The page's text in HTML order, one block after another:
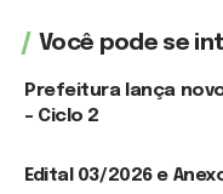
Você pode se
Prefeitura lança
– Ciclo 2
Edital 03/2026 e